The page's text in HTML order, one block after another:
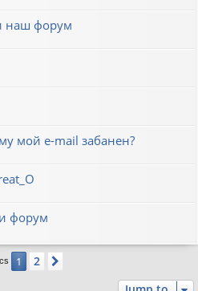
наш форум
мой e-mail забанен?
форум
1 2